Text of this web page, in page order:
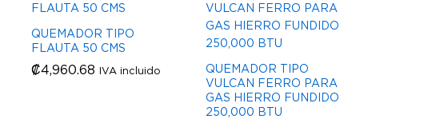
QUEMADOR TIPO
FLAUTA 50 CMS
₡4,960.68 IVA incluido
₡4,960.68
QUEMADOR TIPO
VULCAN FERRO PARA
GAS HIERRO FUNDIDO
250,000 BTU